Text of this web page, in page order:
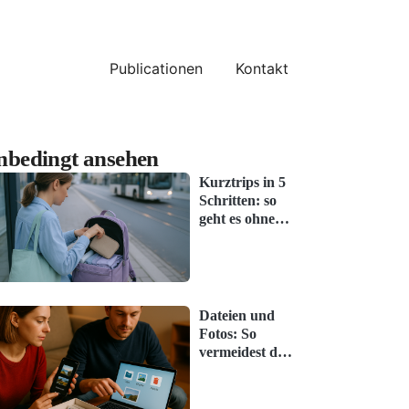
Publicationen Kontakt
ansehen
Kurztrips in 5
Schritten: so
geht es ohne
Dateien und
Fotos: So
vermeidest du